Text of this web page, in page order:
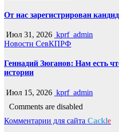
От нас зарегистрирован
Июл 31, 2026 kprf_admin
Новости СевКПРФ
Геннадий Зюганов: Нам есть
истории
Июл 15, 2026 kprf_admin
Comments are disabled
Комментарии для сайта Cackle